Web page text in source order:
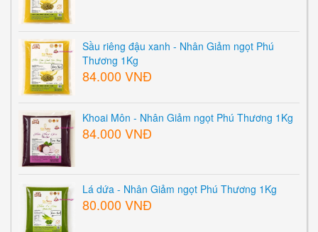
Sầu riêng đậu xanh - Nhân Giảm ngọt Phú
Thương 1Kg
84.000 VNĐ
Khoai Môn - Nhân Giảm ngọt Phú Thương 1Kg
84.000 VNĐ
Lá dứa - Nhân Giảm ngọt Phú Thương 1Kg
80.000 VNĐ